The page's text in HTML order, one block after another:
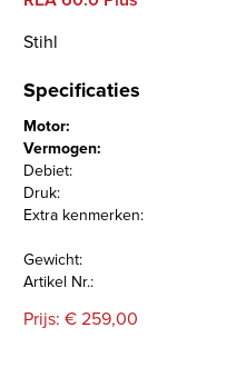
Stihl
Specificaties
Motor:
Vermogen:
Debiet:
Druk:
Extra kenmerken:
Gewicht:
Artikel Nr.:
Prijs: € 259,00